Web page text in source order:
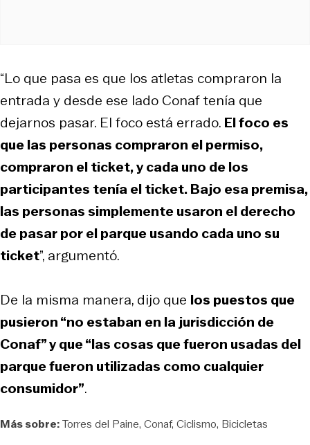
“Lo que pasa es que los atletas compraron la
entrada y desde ese lado Conaf tenía que
dejarnos pasar. El foco está errado. El foco es
que las personas compraron el permiso,
compraron el ticket, y cada uno de los
participantes tenía el ticket. Bajo esa premisa,
las personas simplemente usaron el derecho
de pasar por el parque usando cada uno su
ticket”, argumentó.
De la misma manera, dijo que los puestos que
pusieron “no estaban en la jurisdicción de
Conaf” y que “las cosas que fueron usadas del
parque fueron utilizadas como cualquier
consumidor”.
Más sobre:Torres del Paine Conaf Ciclismo Bicicletas